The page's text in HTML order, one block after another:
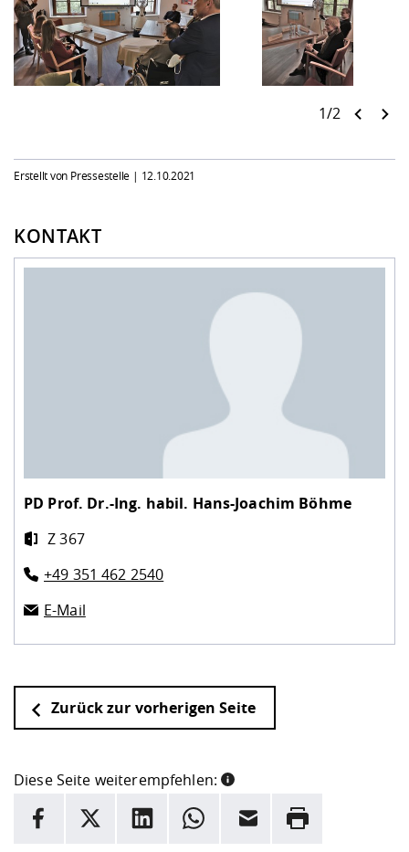
1/2
Erstellt von Pressestelle | 12.10.2021
KONTAKT
PD Prof. Dr.-Ing. habil. Hans-Joachim Böhme
Z 367
+49 351 462 2540
E-Mail
Zurück zur vorherigen Seite
Diese Seite weiterempfehlen:
INFORMATION
Facebook
X LinkedInWhatsappE-Mail Drucken